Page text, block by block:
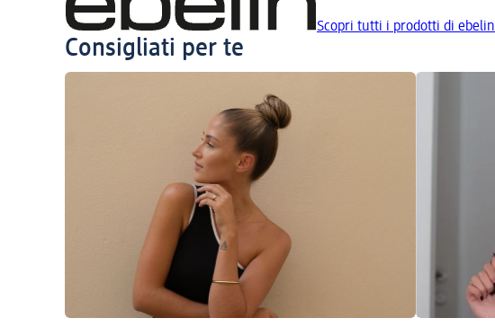
Scopri tutti i prodotti di ebelin
Consigliati per te